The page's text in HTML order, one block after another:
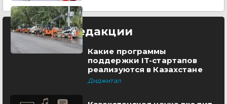
Выбор редакции
Какие программы
поддержки IT-стартапов
реализуются в Казахстане
Диджитал